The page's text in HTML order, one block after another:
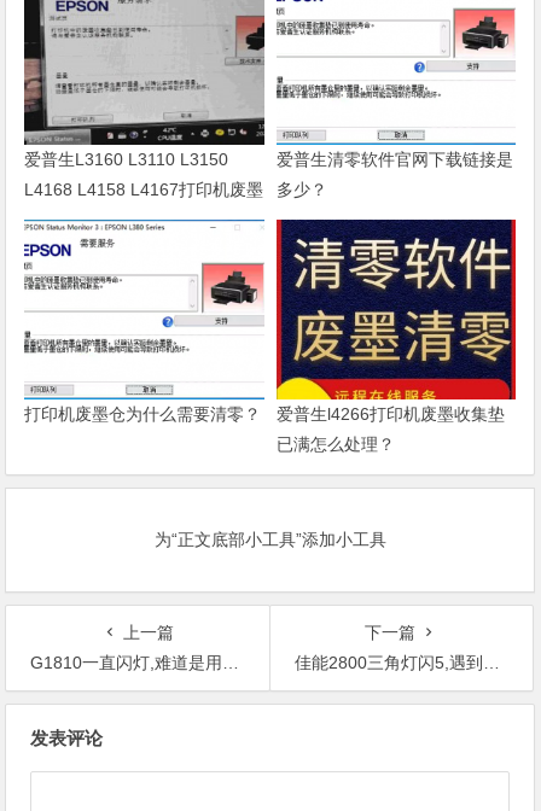
爱普生L3160 L3110 L3150
L4168 L4158 L4167打印机废墨
清零软件
爱普生清零软件官网下载链接是
多少？
打印机废墨仓为什么需要清零？
爱普生l4266打印机废墨收集垫
已满怎么处理？
为“正文底部小工具”添加小工具
上一篇
G1810一直闪灯,难道是用非原装耗材造成的？
下一篇
佳能2800三角灯闪5,遇到事情不要慌，打开抖音拍一拍。
发表评论